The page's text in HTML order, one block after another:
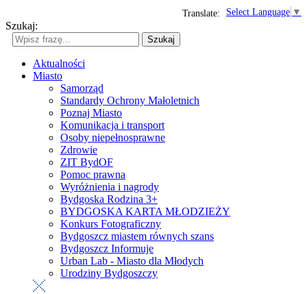
Select Language ▼
Translate:
Szukaj:
Szukaj
Aktualności
Miasto
Samorząd
Standardy Ochrony Małoletnich
Poznaj Miasto
Komunikacja i transport
Osoby niepełnosprawne
Zdrowie
ZIT BydOF
Pomoc prawna
Wyróżnienia i nagrody
Bydgoska Rodzina 3+
BYDGOSKA KARTA MŁODZIEŻY
Konkurs Fotograficzny
Bydgoszcz miastem równych szans
Bydgoszcz Informuje
Urban Lab - Miasto dla Młodych
Urodziny Bydgoszczy